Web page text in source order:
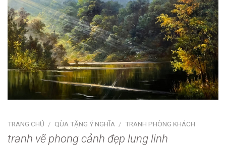
TRANG CHỦ / QÙA TẶNG Ý NGHĨA / TRANH PHÒNG KHÁCH
tranh vẽ phong cảnh đẹp lung linh